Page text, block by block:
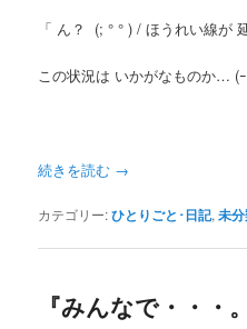
「 ん？ (; ° ° ) / ほうれい線が
この状況は いかがなものか… (
続きを読む →
カテゴリー:ひとりごと･日記,未
『みんなで・・・